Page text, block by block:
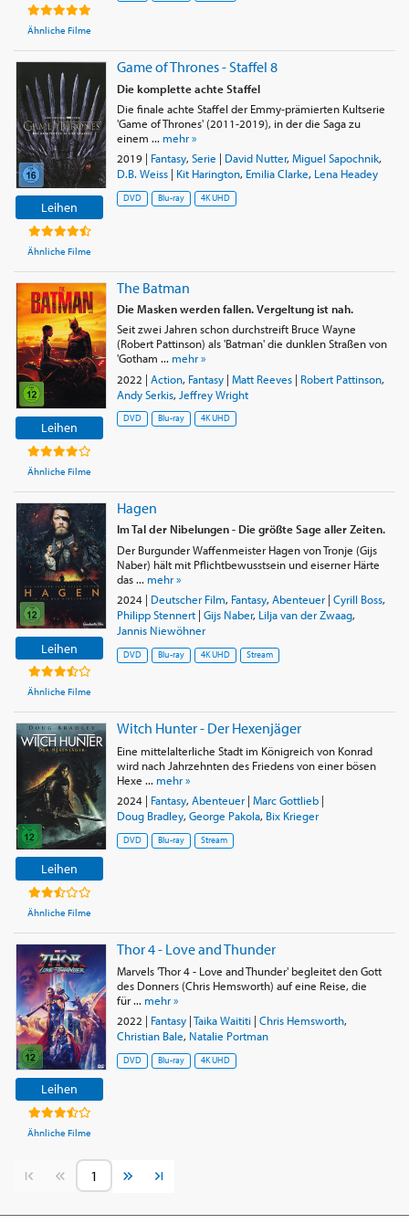
Ähnliche Filme
Leihen
Ähnliche Filme
Game of Thrones - Staffel 8
Die komplette achte Staffel
Die finale achte Staffel der Emmy-prämierten Kultserie
'Game of Thrones' (2011-2019), in der die Saga zu
einem ... mehr »
2019| Fantasy, Serie | David Nutter, Miguel Sapochnik,
D.B. Weiss| Kit Harington, Emilia Clarke, Lena Headey
DVD Blu-ray 4K UHD
Leihen
Ähnliche Filme
The Batman
Die Masken werden fallen. Vergeltung ist nah.
Seit zwei Jahren schon durchstreift Bruce Wayne
(Robert Pattinson) als 'Batman' die dunklen Straßen von
'Gotham ... mehr »
2022 | Action, Fantasy| Matt Reeves| Robert Pattinson,
Andy Serkis, Jeffrey Wright
DVD Blu-ray 4K UHD
Leihen
Ähnliche Filme
Hagen
Im Tal der Nibelungen - Die größte Sage aller Zeiten.
Der Burgunder Waffenmeister Hagen von Tronje (Gijs
Naber) hält mit Pflichtbewusstsein und eiserner Härte
das ... mehr »
2024| Deutscher Film, Fantasy, Abenteuer| Cyrill Boss,
Philipp Stennert| Gijs Naber, Lilja van der Zwaag,
Jannis Niewöhner
DVD Blu-ray 4K UHD Stream
Leihen
Ähnliche Filme
Witch Hunter - Der Hexenjäger
Eine mittelalterliche Stadt im Königreich von Konrad
wird nach Jahrzehnten des Friedens von einer bösen
Hexe ... mehr »
2024| Fantasy, Abenteuer| Marc Gottlieb|
Doug Bradley, George Pakola, Bix Krieger
DVD Blu-ray Stream
Leihen
Ähnliche Filme
Thor 4 - Love and Thunder
Marvels 'Thor 4 - Love and Thunder' begleitet den Gott
des Donners (Chris Hemsworth) auf eine Reise, die
für ... mehr »
2022 | Fantasy|Taika Waititi| Chris Hemsworth,
Christian Bale, Natalie Portman
DVD Blu-ray 4K UHD
Vorherige SeiteNächste Seite